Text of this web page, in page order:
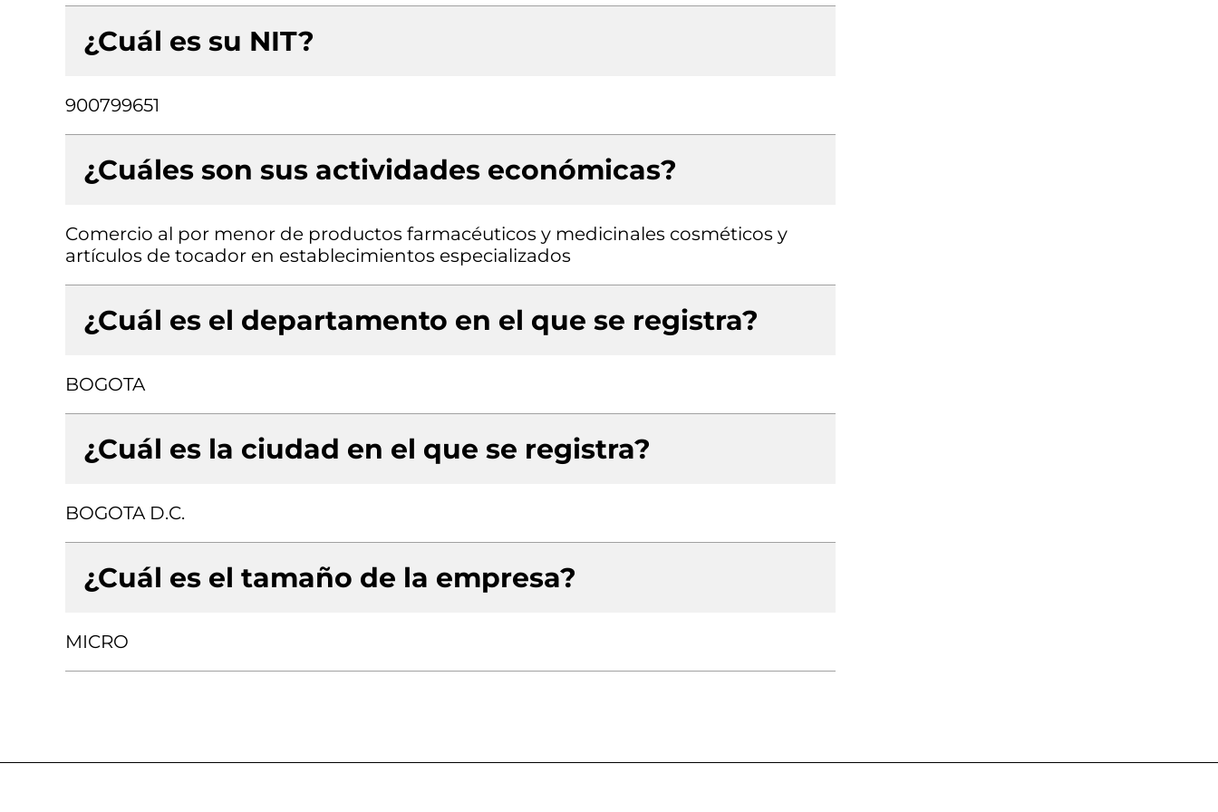
¿Cuál es su NIT?
900799651
¿Cuáles son sus actividades económicas?
Comercio al por menor de productos farmacéuticos y medicinales cosméticos y
artículos de tocador en establecimientos especializados
¿Cuál es el departamento en el que se registra?
BOGOTA
¿Cuál es la ciudad en el que se registra?
BOGOTA D.C.
¿Cuál es el tamaño de la empresa?
MICRO